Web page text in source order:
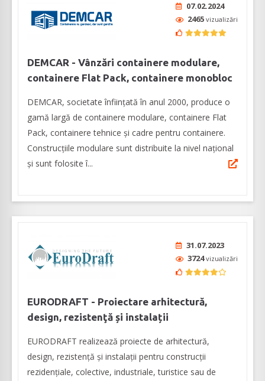
07.02.2024
2465 vizualizări
DEMCAR - Vânzări containere modulare,
containere Flat Pack, containere monobloc
DEMCAR, societate înființată în anul 2000, produce o
gamă largă de containere modulare, containere Flat
Pack, containere tehnice și cadre pentru containere.
Construcțiile modulare sunt distribuite la nivel național
și sunt folosite î...
31.07.2023
3724vizualizări
EURODRAFT - Proiectare arhitectură,
design, rezistenţă și instalații
EURODRAFT realizează proiecte de arhitectură,
design, rezistență și instalații pentru construcții
rezidențiale, colective, industriale, turistice sau de